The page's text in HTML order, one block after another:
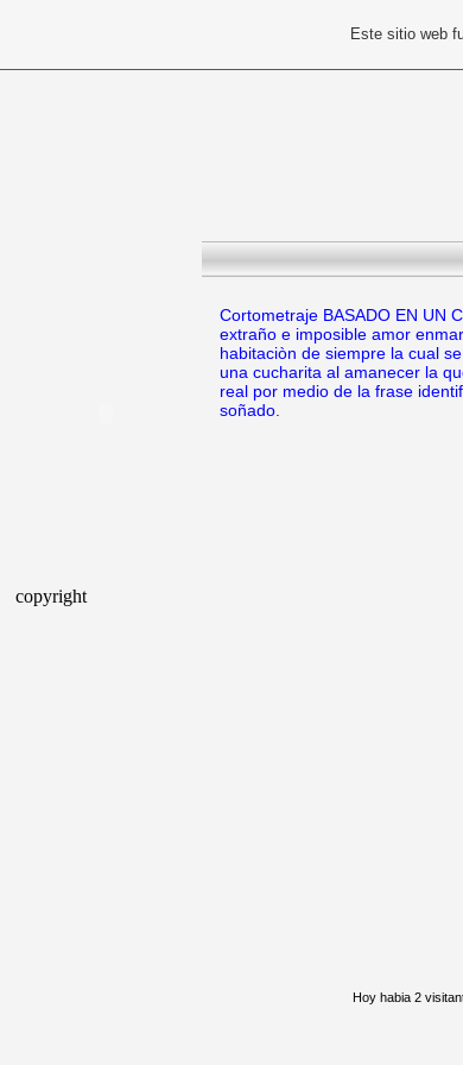
copyright
Cortometraje BASADO EN UN
extraño e imposible amor
habitaciòn de siempre la cual
una cucharita al amanecer la
real por medio de la frase
soñado.
Hoy habia 2
Este sitio web